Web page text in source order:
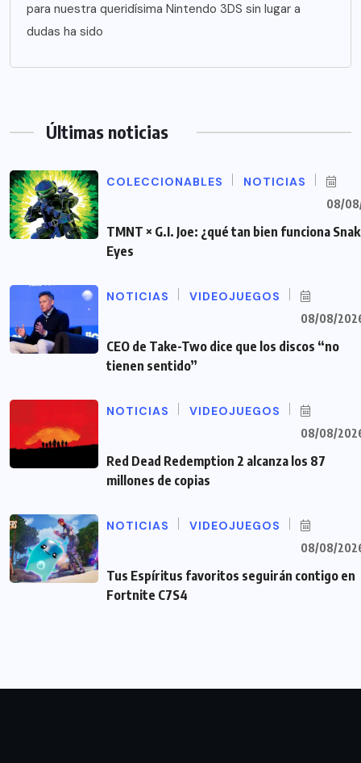
para nuestra queridísima Nintendo 3DS sin lugar a
dudas ha sido
Últimas noticias
COLECCIONABLES NOTICIAS
08/
TMNT × G.I. Joe: ¿qué tan bien funciona
Eyes
NOTICIAS VIDEOJUEGOS
08/08/
CEO de Take-Two dice que los discos “no
tienen sentido”
NOTICIAS VIDEOJUEGOS
08/08/
Red Dead Redemption 2 alcanza los 87
millones de copias
NOTICIAS VIDEOJUEGOS
08/08/
Tus Espíritus favoritos seguirán contigo en
Fortnite C7S4